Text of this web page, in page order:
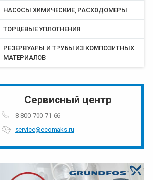
НАСОСЫ ХИМИЧЕСКИЕ, РАСХОДОМЕРЫ
ТОРЦЕВЫЕ УПЛОТНЕНИЯ
РЕЗЕРВУАРЫ И ТРУБЫ ИЗ КОМПОЗИТНЫХ
МАТЕРИАЛОВ
Сервисный центр
8-800-700-71-66
service@ecomaks.ru